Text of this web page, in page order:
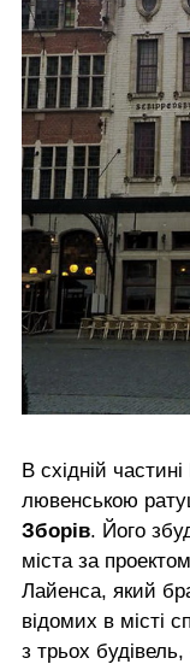
В східній
лювенською
Зборів. Його
міста за
Лайенса, який
відомих в місті
з трьох